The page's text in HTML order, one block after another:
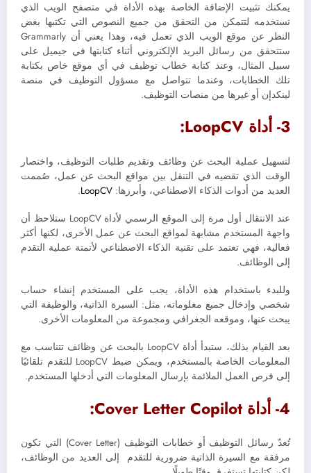
يمكنك تثبيت الإضافة الخاصة بهذه الأداة في متصفح الويب الذي
تستخدمه لتتمكن من التحقق من جميع النصوص التي تكتبها بغض
النظر عن موقع الويب الذي تعمل فيه، وهذا يعني أن Grammarly
ستتحقق من رسائل البريد الإلكتروني أثناء كتابتها في جيميل على
سبيل المثال، وعند كتابة خطاب توظيف في أي موقع خاص بكتابة
تلك الخطابات، وعندما تتواصل مع مسؤول التوظيف في منصة
لينكدإن أو غيرها من منصات التوظيف.
3- أداة LoopCV:
لتسهيل عملية البحث عن وظائف وتقديم طلبات التوظيف، واختصار
الوقت الذي تقضيه في التنقل بين مواقع البحث عن عمل، صُممت
العديد من أدوات الذكاء الاصطناعي، وأبرزها: LoopCV
.
عند الانتقال أول مرة إلى الموقع الرسمي لأداة LoopCV ستلاحظ أن
واجهة المستخدم مشابهة لمواقع البحث عن عمل الأخرى، لكنها أكثر
فعالية، فهي تعتمد على تقنية الذكاء الاصطناعي لأتمتة عملية التقدم
إلى الوظائف.
وللبدء باستخدام هذه الأداة، يجب على المستخدم إنشاء حساب
شخصي وإدخال جميع معلوماته، مثل: السيرة الذاتية، والوظيفة التي
يبحث عنها، وموقعه الجغرافي ومجموعة من المعلومات الأخرى.
بعد القيام بذلك، ستبدأ أداة LoopCV بالبحث عن وظائف تتناسب مع
المعلومات الخاصة بالمستخدم، ويمكن ضبط LoopCV للتقدم تلقائيًا
إلى فرص العمل الملائمة بإرسال المعلومات التي أدخلها المستخدم.
4- أداة Cover Letter Copilot:
تُعدّ رسائل التوظيف أو خطابات التوظيف (Cover Letter) التي تكون
مرفقة مع السيرة الذاتية ضرورية للتقدم إلى العديد من الوظائف،